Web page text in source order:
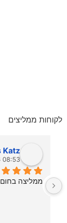
לקוחות ממליצים
Katz
08:53 26 Mar 23
ממליצה